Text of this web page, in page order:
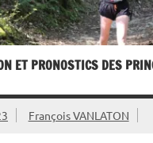
ET PRONOSTICS DES
François VANLATON